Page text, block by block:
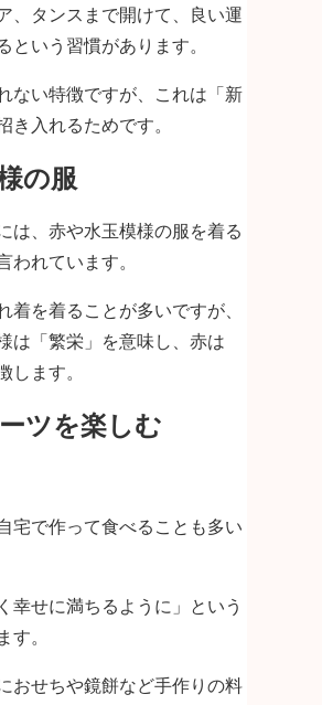
、タンスまで開けて、良い運
という習慣があります。
ない特徴ですが、これは「新
き入れるためです。
の服
は、赤や水玉模様の服を着る
われています。
着を着ることが多いですが、
は「繁栄」を意味し、赤は
します。
ツを楽しむ
宅で作って食べることも多い
幸せに満ちるように」という
す。
おせちや鏡餅など手作りの料